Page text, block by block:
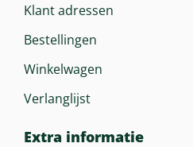
Klant adressen
Bestellingen
Winkelwagen
Verlanglijst
Extra informatie